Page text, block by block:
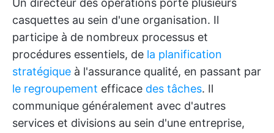
Un directeur des opérations porte plusieurs
casquettes au sein d'une organisation. Il
participe à de nombreux processus et
procédures essentiels, de la planification
stratégique à l'assurance qualité, en passant par
le regroupement efficace des tâches. Il
communique généralement avec d'autres
services et divisions au sein d'une entreprise,